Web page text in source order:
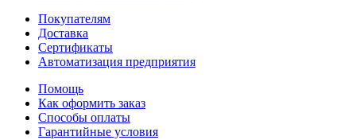
Покупателям
Доставка
Сертификаты
Автоматизация предприятия
Помощь
Как оформить заказ
Способы оплаты
Гарантийные условия